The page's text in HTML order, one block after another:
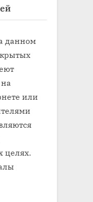
данном
или
целях.